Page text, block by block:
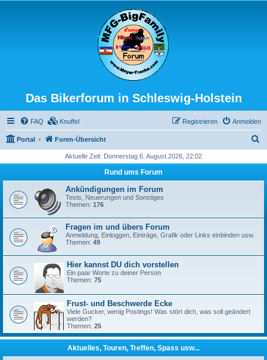
Das Bikerforum in Schleswig-Holstein
FAQ Knuffel Anmelden
Registrieren
Portal Foren-Übersicht
h
Aktuelle Zeit: Donnerstag 6. August 2026, 22:02
Rund ums Forum
Ankündigungen im Forum
Tests, Neuerungen und Sonstiges
Themen: 176
Fragen im und übers Forum
Anmeldung, Einloggen, Einträge, Grafik oder Links einbinden usw.
Themen: 49
Hier kannst DU dich vorstellen
Ein paar Worte zu deiner Person
Themen: 75
Frust- und Beschwerde Ecke
Viele Gucker, wenig Postings! Was stört dich, was soll geändert
werden?
Themen: 25
Aktuelles, Touren, Treffen, Spass usw...